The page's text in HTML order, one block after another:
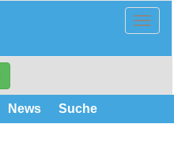
News Suche